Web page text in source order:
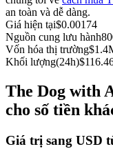
Sao chép Giao
Tham gia cùng
an toàn và dễ dàng.
Giá hiện tại$0.00174
Nguồn cung lưu hành
Vốn hóa thị trường$
Khối lượng(24h)$
The Dog with
cho số tiền
Giá trị sang USD